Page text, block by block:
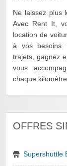
Ne laissez plus
Avec Rent It,
location de
à vos besoins
trajets, gagnez
vous
chaque
OFFRES
Supershuttle